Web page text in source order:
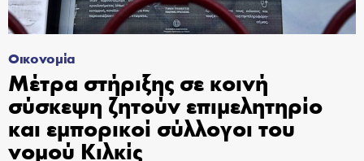
Οικονομία
Μέτρα στήριξης σε κοινή
σύσκεψη ζητούν επιμελητηρίο
και εμπορικοί σύλλογοι του
νομού Κιλκίς